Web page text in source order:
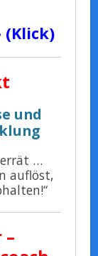
(Klick)
und
…
auflöst,
–